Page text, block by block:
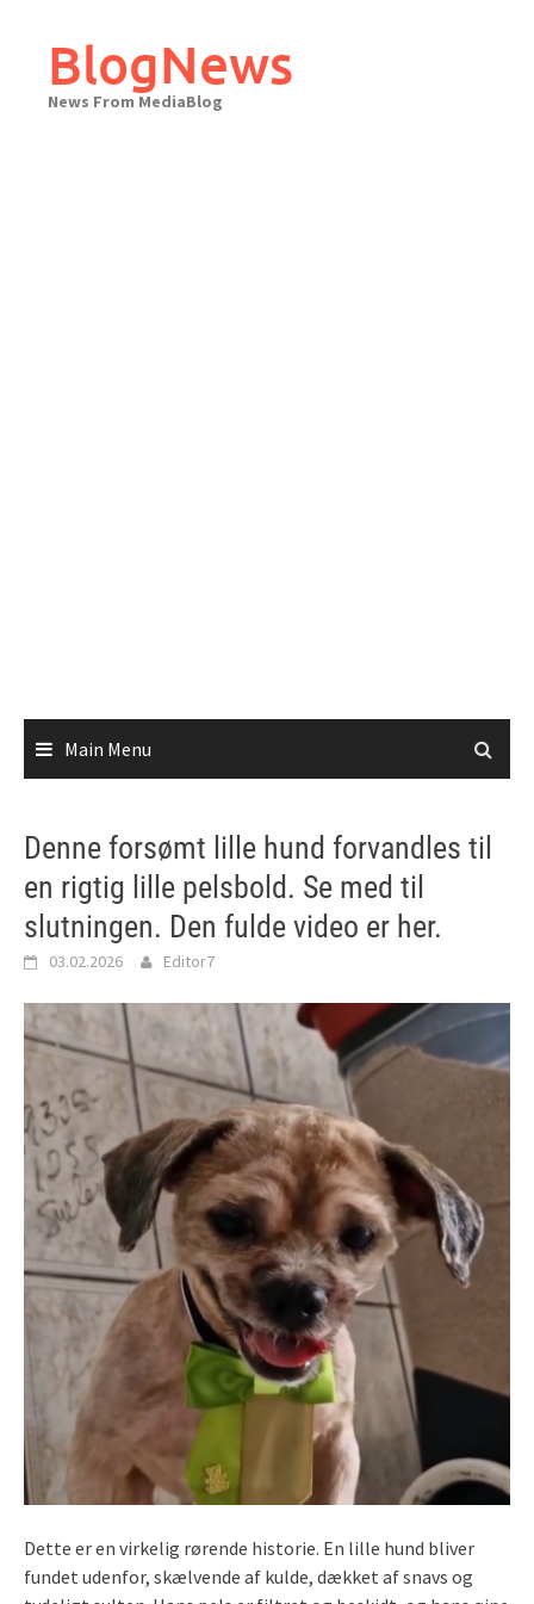
contentBlogNews
News From MediaBlog
Main Menu
Denne forsømt lille hund forvandles til
en rigtig lille pelsbold. Se med til
slutningen. Den fulde video er her.
03.02.2026 Editor7
Dette er en virkelig rørende historie. En lille hund bliver
fundet udenfor, skælvende af kulde, dækket af snavs og